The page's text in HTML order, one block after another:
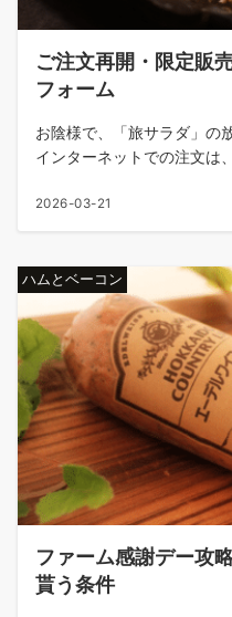
ご注文再開・限定販
フォーム
お陰様で、「旅サラダ」の
インターネットでの注文は
2026-03-21
ハムとベーコン
ファーム感謝デー攻
貰う条件